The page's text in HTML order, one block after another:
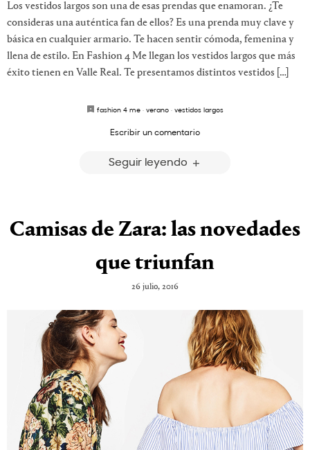
Los vestidos largos son una de esas prendas que enamoran. ¿Te
consideras una auténtica fan de ellos? Es una prenda muy clave y
básica en cualquier armario. Te hacen sentir cómoda, femenina y
llena de estilo. En Fashion 4 Me llegan los vestidos largos que más
éxito tienen en Valle Real. Te presentamos distintos vestidos […]
fashion 4 me · verano · vestidos largos
Escribir un comentario
Seguir leyendo
Camisas de Zara: las novedades
que triunfan
26 julio, 2016